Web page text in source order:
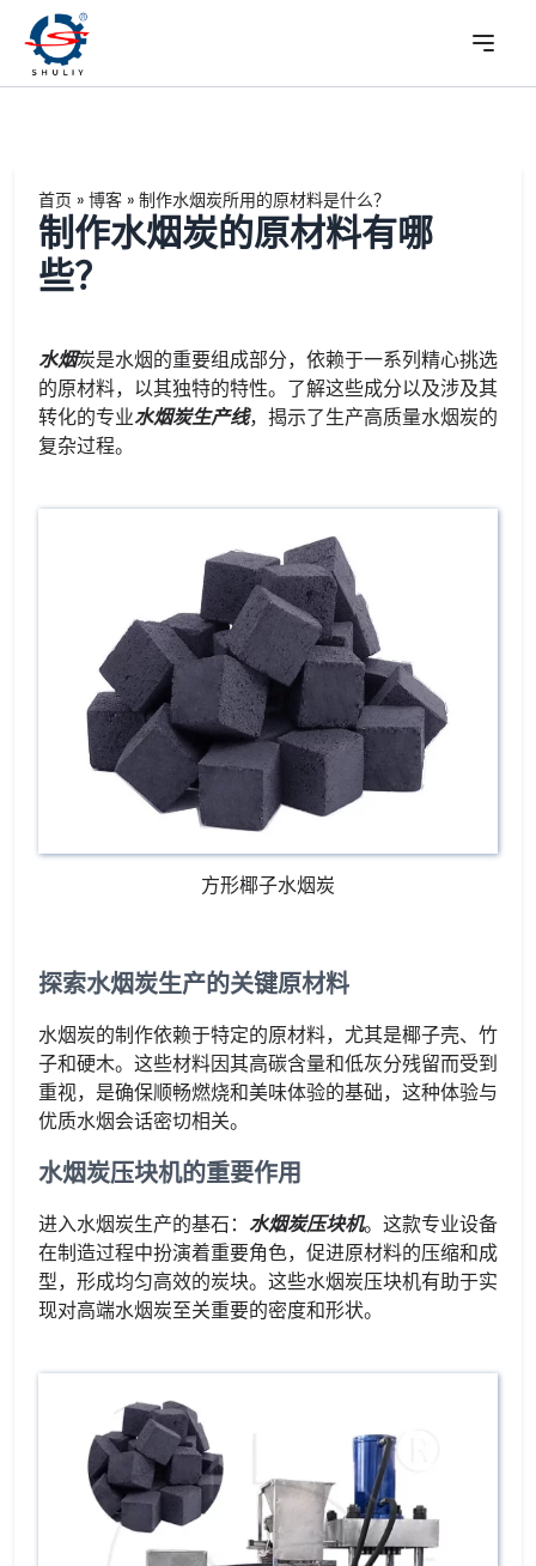
首页 » 博客 » 制作水烟炭所用的原材料是什么？
制作水烟炭的原材料有哪
些？
水烟炭是水烟的重要组成部分，依赖于一系列精心挑选
的原材料，以其独特的特性。了解这些成分以及涉及其
转化的专业水烟炭生产线，揭示了生产高质量水烟炭的
复杂过程。
方形椰子水烟炭
探索水烟炭生产的关键原材料
水烟炭的制作依赖于特定的原材料，尤其是椰子壳、竹
子和硬木。这些材料因其高碳含量和低灰分残留而受到
重视，是确保顺畅燃烧和美味体验的基础，这种体验与
优质水烟会话密切相关。
水烟炭压块机的重要作用
进入水烟炭生产的基石： 水烟炭压块机。这款专业设备
在制造过程中扮演着重要角色，促进原材料的压缩和成
型，形成均匀高效的炭块。这些水烟炭压块机有助于实
现对高端水烟炭至关重要的密度和形状。